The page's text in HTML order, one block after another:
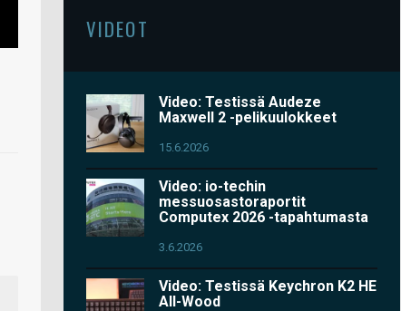
VIDEOT
Video: Testissä Audeze
Maxwell 2 -pelikuulokkeet
15.6.2026
Video: io-techin
messuosastoraportit
Computex 2026 -tapahtumasta
3.6.2026
Video: Testissä Keychron K2 HE
All-Wood